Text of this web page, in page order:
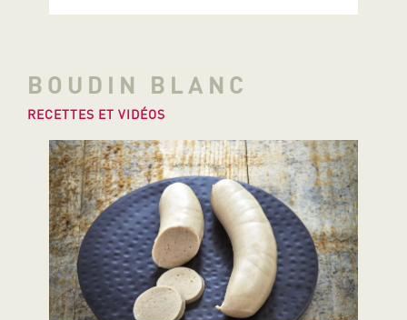
BOUDIN BLANC
RECETTES ET VIDÉOS